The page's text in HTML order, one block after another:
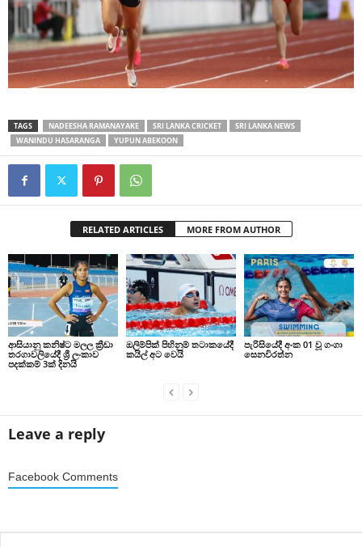
TAGS NADEESHA RAMANAYAKE SRI LANKA CRICKET
SRI LANKA NEWS
WANINDU HASARANGA
YUPUN ABEKOON
RELATED ARTICLES MORE FROM AUTHOR
ආසියානු කනිෂ්ට මලල ක්‍රීඩා
තරගාවලියේදී ශ්‍රී ලංකාව
පදක්කම් 3ක් දිනයි
ඔලිම්පික් පිහිනුම් තටාකයේදී
කයිල් අට වෙයි
පැරිසියේදී අංක 01 වූ ගංගා
සෙනවිරත්න
Leave a reply
Facebook Comments